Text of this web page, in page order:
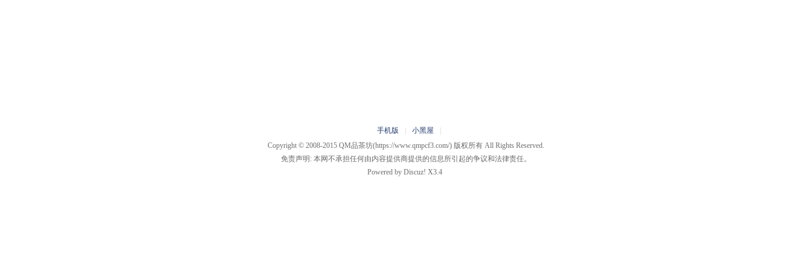
手机版 小黑屋
Copyright © 2008-2015 QM品茶坊(https://www.qmpcf3.com/) 版权所有 All Rights Reserved.
免责声明: 本网不承担任何由内容提供商提供的信息所引起的争议和法律责任。
Powered byDiscuz! X3.4